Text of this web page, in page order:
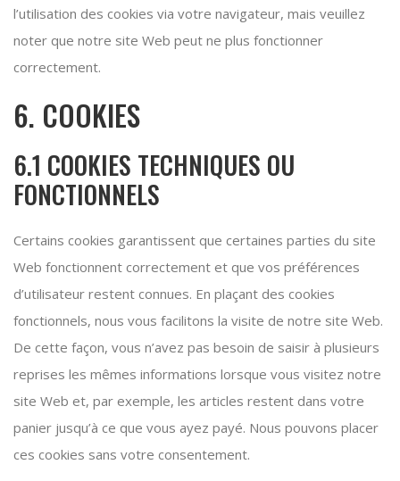
l’utilisation des cookies via votre navigateur, mais veuillez
noter que notre site Web peut ne plus fonctionner
correctement.
6. COOKIES
6.1 COOKIES TECHNIQUES OU
FONCTIONNELS
Certains cookies garantissent que certaines parties du site
Web fonctionnent correctement et que vos préférences
d’utilisateur restent connues. En plaçant des cookies
fonctionnels, nous vous facilitons la visite de notre site Web.
De cette façon, vous n’avez pas besoin de saisir à plusieurs
reprises les mêmes informations lorsque vous visitez notre
site Web et, par exemple, les articles restent dans votre
panier jusqu’à ce que vous ayez payé. Nous pouvons placer
ces cookies sans votre consentement.